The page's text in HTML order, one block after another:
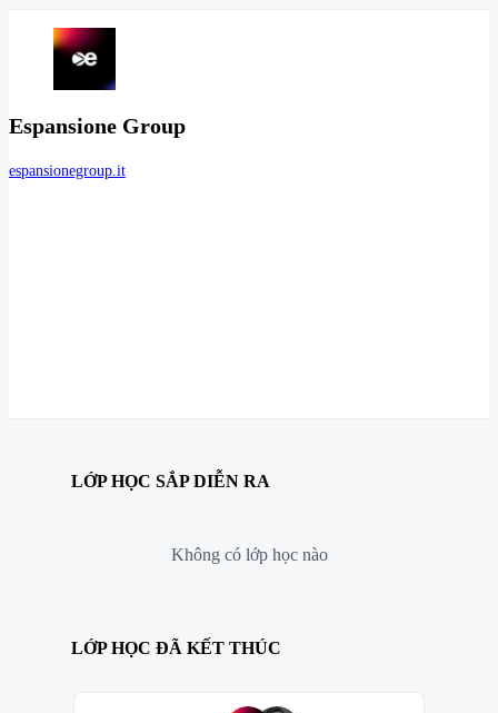
Espansione Group
espansionegroup.it
LỚP HỌC SẮP DIỄN RA
Không có lớp học nào
LỚP HỌC ĐÃ KẾT THÚC